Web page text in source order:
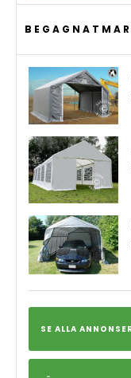
SE ALLA